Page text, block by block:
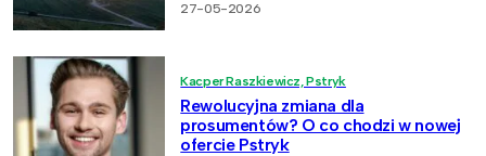
27-05-2026
Kacper Raszkiewicz, Pstryk
Rewolucyjna zmiana dla
prosumentów? O co chodzi w nowej
ofercie Pstryk